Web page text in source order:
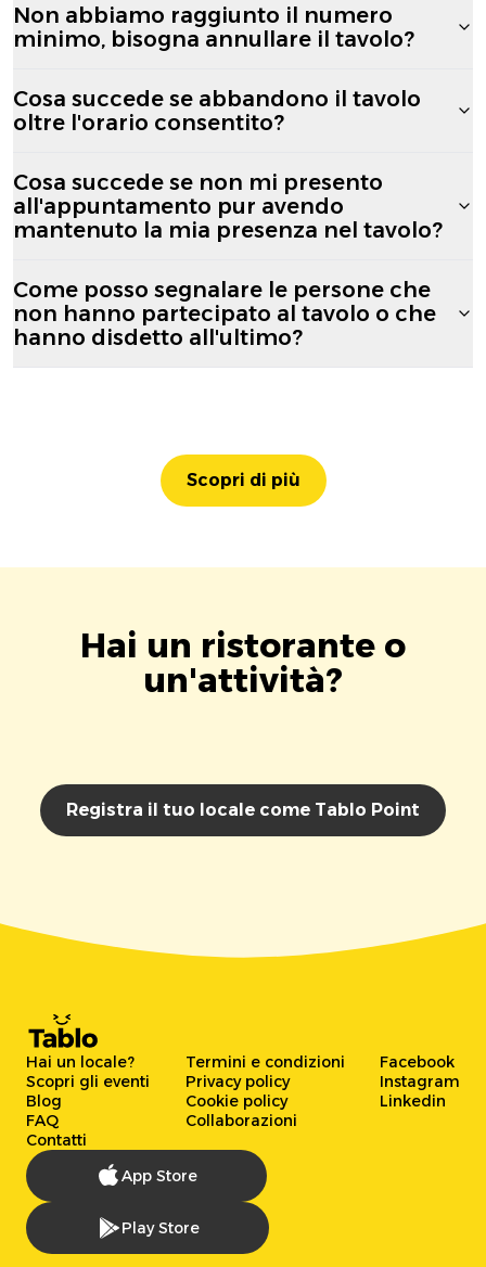
Non abbiamo raggiunto il numero
minimo, bisogna annullare il tavolo?
Cosa succede se abbandono il tavolo
oltre l'orario consentito?
Cosa succede se non mi presento
all'appuntamento pur avendo
mantenuto la mia presenza nel tavolo?
Come posso segnalare le persone che
non hanno partecipato al tavolo o che
hanno disdetto all'ultimo?
Scopri di più
Hai un ristorante o
un'attività?
Registra il tuo locale come Tablo Point
Hai un locale?
Scopri gli eventi
Blog
FAQ
Contatti
Termini e condizioni
Privacy policy
Cookie policy
Collaborazioni
Facebook
Instagram
Linkedin
App Store
Play Store